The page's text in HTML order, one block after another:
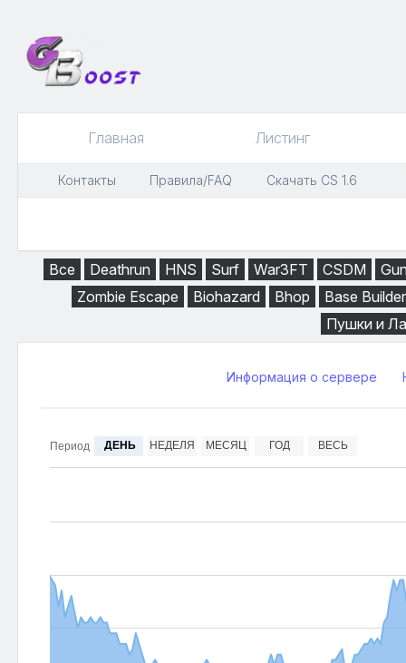
Главная Листинг
Контакты Правила/FAQ Скачать CS 1.6
Все Deathrun HNS Surf War3FT CSDM
Zombie Escape
Biohazard Bhop
Base Builder
Пушки и
Информация о сервере
Период ДЕНЬ НЕДЕЛЯ МЕСЯЦ ГОД ВЕСЬ